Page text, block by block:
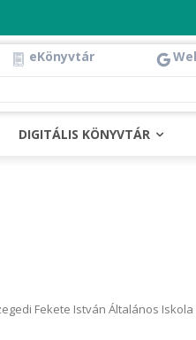
eKönyvtár
DIGITÁLIS KÖNYVTÁR
Fekete István Általános